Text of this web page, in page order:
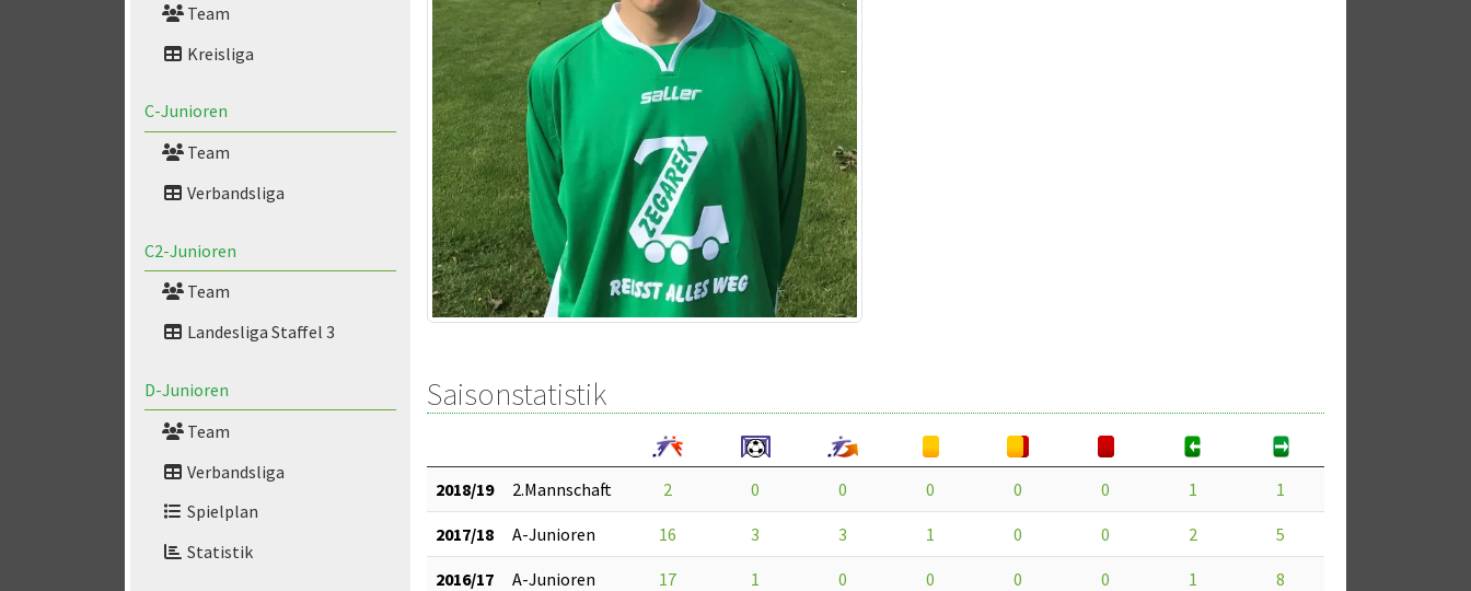
Team
Kreisliga
C-Junioren
Team
Verbandsliga
C2-Junioren
Team
Landesliga Staffel 3
D-Junioren
Team
Verbandsliga
Spielplan
Statistik
Saisonstatistik
2018/19 2.Mannschaft 2 0 0 0 0 0 1 1
2017/18 A-Junioren 16 3 3 1 0 0 2 5
2016/17 A-Junioren 17 1 0 0 0 0 1 8